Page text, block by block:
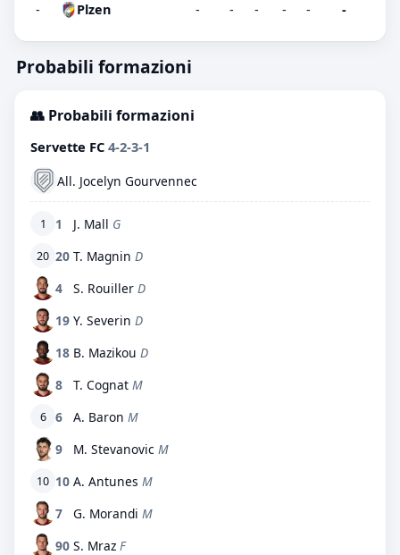
- Plzen - - - - - -
Probabili formazioni
👥 Probabili formazioni
Servette FC 4-2-3-1
All. Jocelyn Gourvennec
1 1 J. Mall G
20 20 T. Magnin D
4
S. Rouiller D
19 Y. Severin D
18 B. Mazikou D
8
T. Cognat M
6 6 A. Baron M
9
M. Stevanovic M
10 10 A. Antunes M
7
G. Morandi M
90 S. Mraz F